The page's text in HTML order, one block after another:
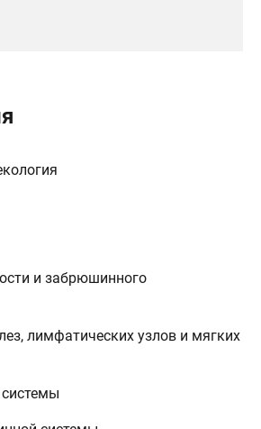
и забрюшинного
лимфатических узлов и мягких